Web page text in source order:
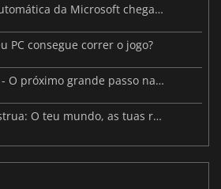
A Super Resolução Automática da Microsoft chega à Xbox Ally X ROG no próximo mês
PC consegue correr o jogo?
Project Motor Racing - O próximo grande passo na simulação de corridas
Construa, corra e destrua: O teu mundo, as tuas regras em Wreckreation